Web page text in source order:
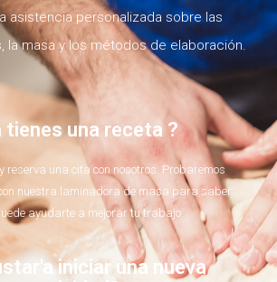
asistencia personalizada sobre las
la masa y los métodos de elaboración.
tienes una receta ?
reserva una cita con nosotros. Probaremos
nuestra laminadora de masa para saber
ayudarte a mejorar tu trabajo.
iniciar una nueva